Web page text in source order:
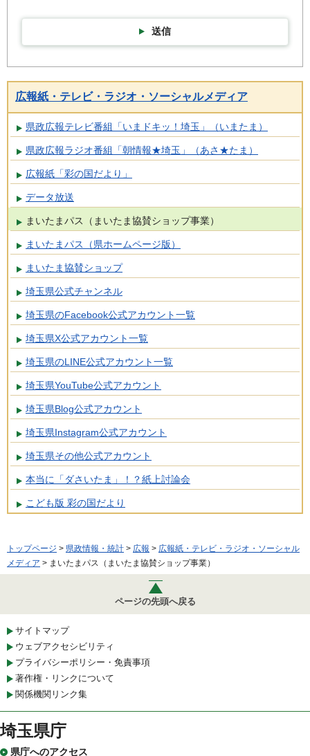
送信
広報紙・テレビ・ラジオ・ソーシャルメディア
県政広報テレビ番組「いまドキッ！埼玉」（いまたま）
県政広報ラジオ番組「朝情報★埼玉」（あさ★たま）
広報紙「彩の国だより」
データ放送
まいたまパス（まいたま協賛ショップ事業）
まいたまパス（県ホームページ版）
まいたま協賛ショップ
埼玉県公式チャンネル
埼玉県のFacebook公式アカウント一覧
埼玉県X公式アカウント一覧
埼玉県のLINE公式アカウント一覧
埼玉県YouTube公式アカウント
埼玉県Blog公式アカウント
埼玉県Instagram公式アカウント
埼玉県その他公式アカウント
本当に「ダさいたま」！？紙上討論会
こども版 彩の国だより
トップページ > 県政情報・統計 > 広報 > 広報紙・テレビ・ラジオ・ソーシャル
メディア > まいたまパス（まいたま協賛ショップ事業）
ページの先頭へ戻る
サイトマップ
ウェブアクセシビリティ
プライバシーポリシー・免責事項
著作権・リンクについて
関係機関リンク集
埼玉県庁
県庁へのアクセス